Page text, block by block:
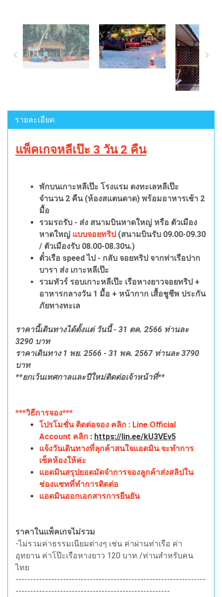
รายละเอียด
แพ็คเกจหลีเป๊ะ 3 วัน 2 คืน
พักบนเกาะหลีเป๊ะ โรงแรม ดงทะเลหลีเป๊ะ
จำนวน 2 คืน (ห้องสแตนดาด) พร้อมอาหารเช้า 2
มื้อ
รวมรถรับ - ส่ง สนามบินหาดใหญ่ หรือ ตัวเมือง
หาดใหญ่ แบบจอยทริป (สนามบินรับ 09.00-09.30
/ ตัวเมืองรับ 08.00-08.30น.)
ตั๋วเรือ speed ไป - กลับ จอยทริป จากท่าเรือปาก
บารา ส่ง เกาะหลีเป๊ะ
รวมทัวร์ รอบเกาะหลีเป๊ะ เรือหางยาวจอยทริป +
อาหารกลางวัน 1 มื้อ + หน้ากาก เสื้อชูชีพ ประกัน
ภัยทางทะเล
ราคานี้เดินทางได้ตั้งแต่ วันนี้ - 31 ตค. 2566 ท่านละ
3290 บาท
ราคาเดินทาง 1 พย. 2566 - 31 พค. 2567 ท่านละ 3790
บาท
**ยกเว้นเทศกาลและปีใหม่ติดต่อเจ้าหน้าที่**
***วิธีการจอง***
โปรโมชั่น ติดต่อจอง คลิก : Line Official
Account คลิก : https://lin.ee/kU3VEv5
แจ้งวันเดินทางที่ลุกค้าสนใจแอดมิน จะทำการ
เช็คห้องให้ค่ะ
แอดมินสรุปยอดมัดจำการจองลูกค้าส่งสลิปใน
ช่องแชทที่ทำการติดต่อ
แอดมินออกเอกสารการยืนยัน
ราคาในแพ็คเกจไม่รวม
-ไม่รวมค่าธรรมเนียมต่างๆ เช่น ค่าผ่านท่าเรือ ค่า
อุทยาน ค่าโป๊ะเรือหางยาว 120 บาท /ท่านสำหรับคน
ไทย
----------------------------------------------------------------
----------------------------------------------------